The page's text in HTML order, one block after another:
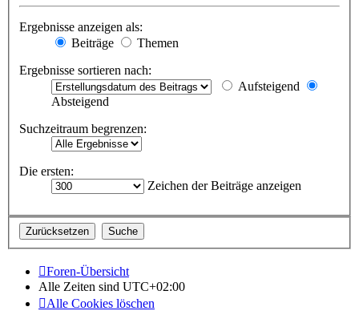
Ergebnisse anzeigen als:
Beiträge
Themen
Ergebnisse sortieren nach:
Aufsteigend
Absteigend
Suchzeitraum begrenzen:
Die ersten:
Zeichen der Beiträge anzeigen
Foren-Übersicht
Alle Zeiten sind UTC+02:00
Alle Cookies löschen